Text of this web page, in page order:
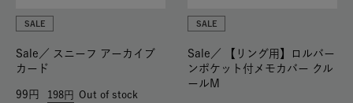
SALE
Sale／ スニーフ アーカイブ
カード
198
99 Out of stock
SALE
Sale／
【リング用】ロルバー
ンポケット付メモカバー クル
ールM